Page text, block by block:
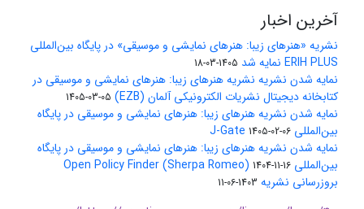
آخرین اخبار
نشریه «هنرهای زیبا: هنرهای نمایشی و موسیقی» در پایگاه بین‌المللی
ERIH PLUS نمایه شد
1405-03-18
نمایه شدن نشریه نشریه هنرهای زیبا: هنرهای نمایشی و موسیقی در
کتابخانه دیجیتال نشریات الکترونیکی آلمان (EZB)
1405-03-05
نمایه شدن نشریه هنرهای زیبا: هنرهای نمایشی و موسیقی در پایگاه
بین‌المللی J-Gate 1405-02-06
نمایه شدن نشریه هنرهای زیبا: هنرهای نمایشی و موسیقی در پایگاه
بین‌المللی Open Policy Finder (Sherpa Romeo) 1404-11-16
بروزرسانی نشریه 1403-06-11